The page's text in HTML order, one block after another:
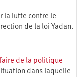
la lutte contre le
de la loi Yadan.
de la politique
dans laquelle